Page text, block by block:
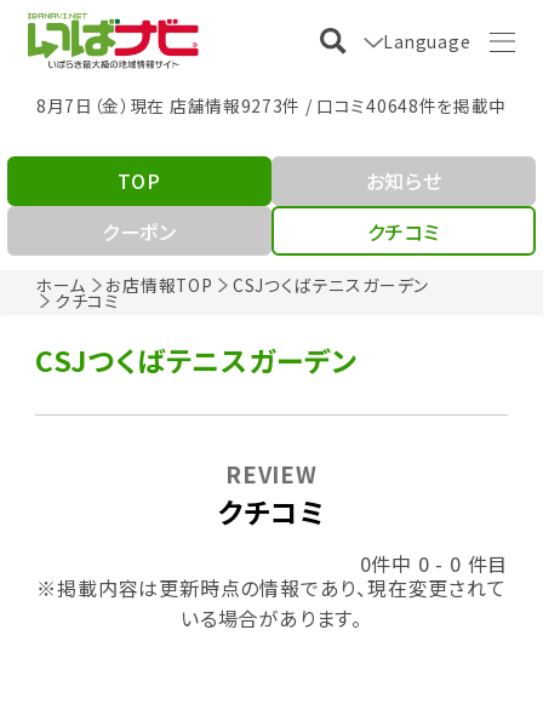
Language
8月7日（金）現在 店舗情報9273件 / 口コミ40648件を掲載中
ホーム お店情報TOP CSJつくばテニスガーデン
クチコミ
TOP
お知らせ
クーポン
クチコミ
CSJつくばテニスガーデン
クチコミ
REVIEW
0件中 0 - 0 件目
※掲載内容は更新時点の情報であり、現在変更されて
いる場合があります。